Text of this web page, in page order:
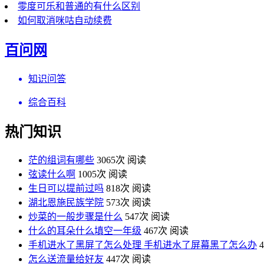
零度可乐和普通的有什么区别
如何取消咪咕自动续费
百问网
知识问答
综合百科
热门知识
茫的组词有哪些 3065次 阅读
弦读什么啊 1005次 阅读
生日可以提前过吗 818次 阅读
湖北恩施民族学院 573次 阅读
炒菜的一般步骤是什么 547次 阅读
什么的耳朵什么填空一年级 467次 阅读
手机进水了黑屏了怎么处理 手机进水了屏幕黑了怎么办
怎么送流量给好友 447次 阅读